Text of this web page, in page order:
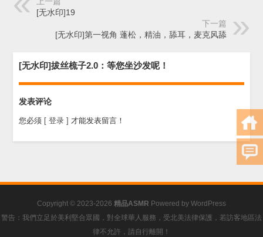
[无水印]19
下一篇
[无水印]第一视角 蓬松，精油，舔耳，麦克风舔
[无水印]拔丝梳子2.0：等您坐沙发呢！
发表评论
您必须 [ 登录 ] 才能发表留言！
Copyright © 2023-2026 精品ASMR Powered by WordPress
警告：我們立足於美利堅合眾國，對全球華人服務，受北美法律保護，若訪客地區法
律不允許，請自行離開！